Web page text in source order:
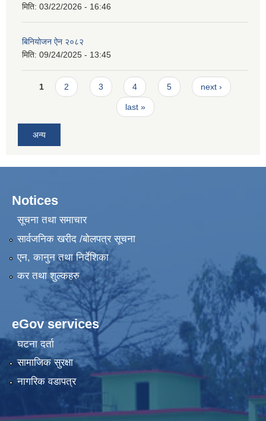
मिति: 03/22/2026 - 16:46
बिनियोजन ऐन २०८२
मिति: 09/24/2025 - 13:45
Pages
1 2 3 4 5 next ›
last »
अन्य
Notices
सूचना तथा समाचार
सार्वजनिक खरीद /बोलपत्र सूचना
एन, कानुन तथा निर्देशिका
कर तथा शुल्कहरु
eGov services
घटना दर्ता
सामाजिक सुरक्षा
नागरिक वडापत्र